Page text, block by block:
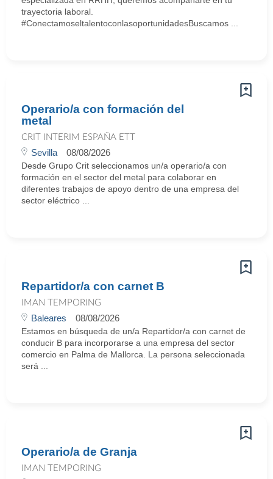
trayectoria laboral.
#ConectamoseltalentoconlasoportunidadesBuscamos ...
Operario/a con formación del
metal
CRIT INTERIM ESPAÑA ETT
Sevilla 08/08/2026
Desde Grupo Crit seleccionamos un/a operario/a con
formación en el sector del metal para colaborar en
diferentes trabajos de apoyo dentro de una empresa del
sector eléctrico ...
Repartidor/a con carnet B
IMAN TEMPORING
Baleares 08/08/2026
Estamos en búsqueda de un/a Repartidor/a con carnet de
conducir B para incorporarse a una empresa del sector
comercio en Palma de Mallorca. La persona seleccionada
será ...
Operario/a de Granja
IMAN TEMPORING